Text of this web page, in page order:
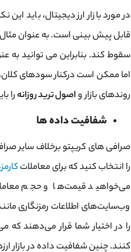
در مورد بازار ارز دیجیتال، باید
سقوط کند. بنابراین می توانید به
اما ممکن است درکنار سودهای
روندهای بازار واصول ترید روزانهرا
شفافیت داده ها
صرافی های کریپتو برخلاف سایر
را انتخاب کنید که برای معاملات
می‌خواهید قیمت‌ها و حجم
وب‌سایت‌های اطلاعات رمزنگاری
را در اختیار شما قرار می‌دهند
کنند. چنین شفافیت داده در بازار